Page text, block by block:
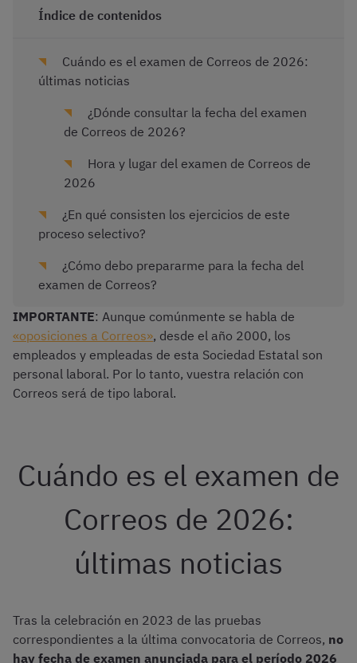
Índice de contenidos
Cuándo es el examen de Correos de 2026:
últimas noticias
¿Dónde consultar la fecha del examen
de Correos de 2026?
Hora y lugar del examen de Correos de
2026
¿En qué consisten los ejercicios de este
proceso selectivo?
¿Cómo debo prepararme para la fecha del
examen de Correos?
IMPORTANTE: Aunque comúnmente se habla de
«oposiciones a Correos», desde el año 2000, los
empleados y empleadas de esta Sociedad Estatal son
personal laboral. Por lo tanto, vuestra relación con
Correos será de tipo laboral.
Cuándo es el examen de
Correos de 2026:
últimas noticias
Tras la celebración en 2023 de las pruebas
correspondientes a la última convocatoria de Correos, no
hay fecha de examen anunciada para el período 2026